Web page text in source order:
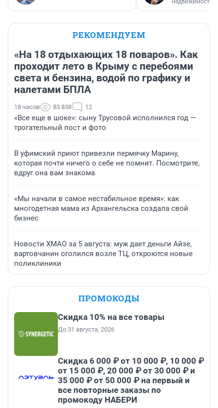
недвижимости
РЕКОМЕНДУЕМ
«На 18 отдыхающих 18 поваров». Как
проходит лето в Крыму с перебоями
света и бензина, водой по графику и
налетами БПЛА
18 часов 83 838 12
«Все еще в шоке»: сыну Трусовой исполнился год —
трогательный пост и фото
В уфимский приют привезли пермячку Марину,
которая почти ничего о себе не помнит. Посмотрите,
вдруг она вам знакома
«Мы начали в самое нестабильное время»: как
многодетная мама из Архангельска создала свой
бизнес
Новости ХМАО за 5 августа: муж дает деньги Айзе,
вартовчанин оголился возле ТЦ, откроются новые
поликлиники
ПРОМОКОДЫ
Скидка 10% на все товары
До 31 августа, 2026
Скидка 6 000 ₽ от 10 000 ₽, 10 000 ₽
от 15 000 ₽, 20 000 ₽ от 30 000 ₽ и
35 000 ₽ от 50 000 ₽ на первый и
все повторные заказы по
промокоду НАБЕРИ